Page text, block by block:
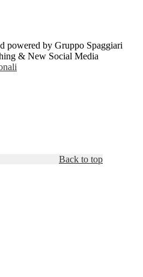
powered by Gruppo Spaggiari
& New Social Media
Back to top